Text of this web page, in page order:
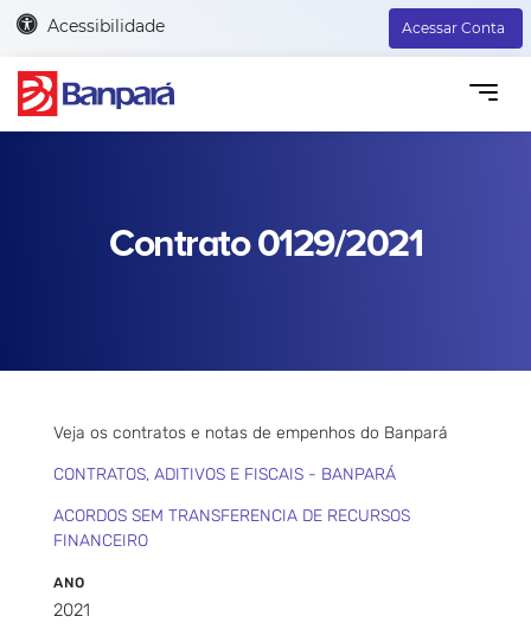
Acessibilidade Acessar Conta
Contrato 0129/2021
Veja os contratos e notas de empenhos do Banpará
CONTRATOS, ADITIVOS E FISCAIS - BANPARÁ
ACORDOS SEM TRANSFERENCIA DE RECURSOS
FINANCEIRO
ANO
2021